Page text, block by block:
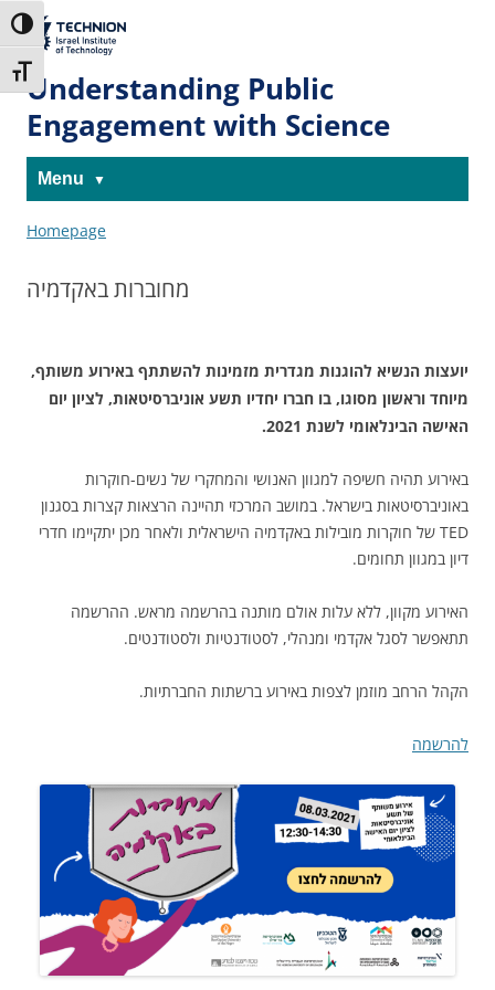
to
Content
to
navigation
Toggle High Contrast
Toggle Font size
The Technion
Site
Understanding Public
Engagement with Science
Menu
Homepage
מחוברות באקדמיה
יועצות הנשיא להוגנות מגדרית מזמינות להשתתף באירוע משותף,
מיוחד וראשון מסוגו, בו חברו יחדיו תשע אוניברסיטאות, לציון יום
האישה הבינלאומי לשנת 2021.
באירוע תהיה חשיפה למגוון האנושי והמחקרי של נשים-חוקרות
באוניברסיטאות בישראל. במושב המרכזי תהיינה הרצאות קצרות בסגנון
TED של חוקרות מובילות באקדמיה הישראלית ולאחר מכן יתקיימו חדרי
דיון במגוון תחומים.
האירוע מקוון, ללא עלות אולם מותנה בהרשמה מראש. ההרשמה
תתאפשר לסגל אקדמי ומנהלי, לסטודנטיות ולסטודנטים.
הקהל הרחב מוזמן לצפות באירוע ברשתות החברתיות.
להרשמה